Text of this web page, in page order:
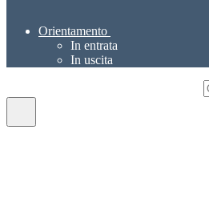
Orientamento
In entrata
In uscita